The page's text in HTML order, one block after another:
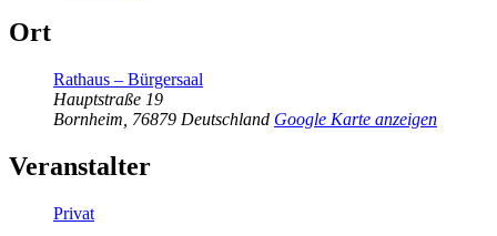
Ort
Rathaus – Bürgersaal
Hauptstraße 19
Bornheim 76879 Deutschland Google Karte anzeigen
Veranstalter
Privat